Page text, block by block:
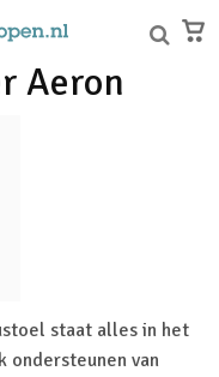
Aeron
staat alles in het
ondersteunen van